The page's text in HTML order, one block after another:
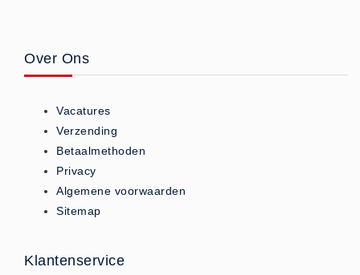
Diensten
RI&E
Bedrijfsnoodplannen
VCA Trajecten
ISO 9001 Begeleiding
Inspectiecentrale
Over Ons
Vacatures
Verzending
Betaalmethoden
Privacy
Algemene voorwaarden
Sitemap
Klantenservice